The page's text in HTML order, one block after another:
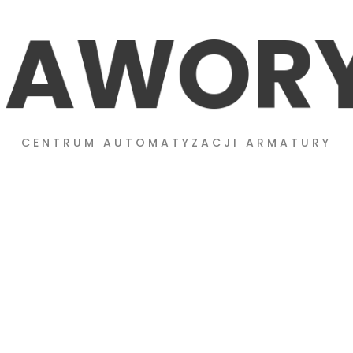
WOR
CENTRUM AUTOMATYZACJI ARMATURY